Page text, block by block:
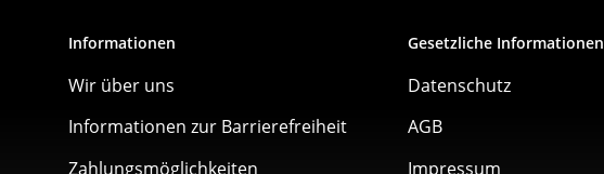
Informationen
Wir über uns
Informationen zur Barrierefreiheit
Zahlungsmöglichkeiten
Gesetzliche Informationen
Datenschutz
AGB
Impressum